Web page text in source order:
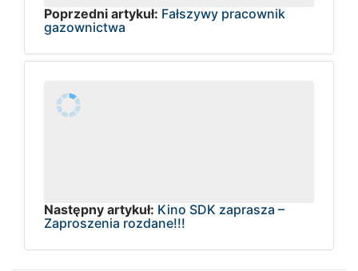
Poprzedni artykuł: Fałszywy pracownik
gazownictwa
Następny artykuł: Kino SDK zaprasza –
Zaproszenia rozdane!!!